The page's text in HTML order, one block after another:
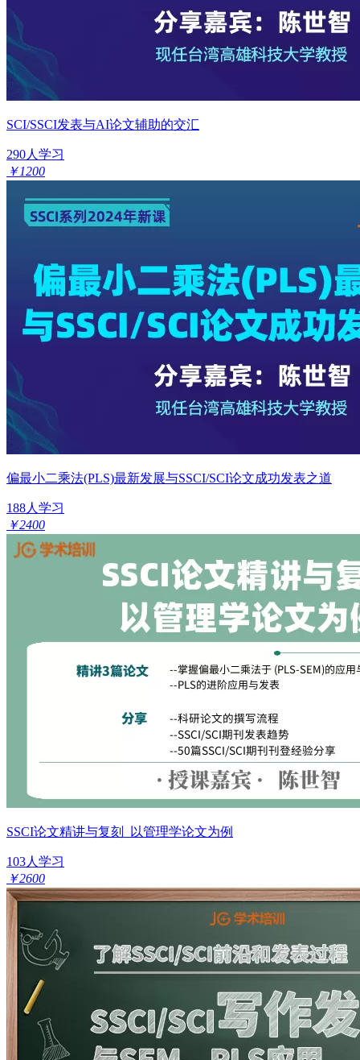
SCI/SSCI发表与AI论文辅助的交汇
290人学习
￥1200
偏最小二乘法(PLS)最新发展与SSCI/SCI论文成功发表之道
188人学习
￥2400
SSCI论文精讲与复刻_以管理学论文为例
103人学习
￥2600